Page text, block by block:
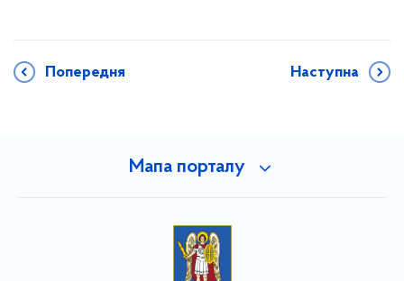
Попередня Наступна
Мапа порталу